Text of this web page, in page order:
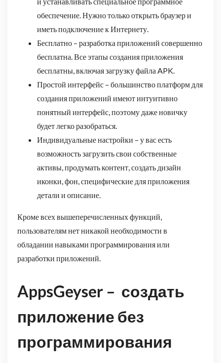
обеспечение. Нужно только открыть браузер и
иметь подключение к Интернету.
Бесплатно – разработка приложений совершенно
бесплатна. Все этапы создания приложения
бесплатны, включая загрузку файла APK.
Простой интерфейс – большинство платформ для
создания приложений имеют интуитивно
понятный интерфейс, поэтому даже новичку
будет легко разобраться.
Индивидуальные настройки – у вас есть
возможность загрузить свои собственные
активы, продумать контент, создать дизайн
иконки, фон, специфические для приложения
детали и описание.
Кроме всех вышеперечисленных функций,
пользователям нет никакой необходимости в
обладании навыками программирования или
разработки приложений.
AppsGeyser – создать
приложение без
программирования